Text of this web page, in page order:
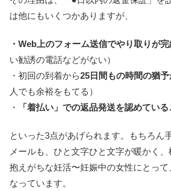
は他にもいくつかありますが、
・Web上のフォーム送信でやり取りが
い勧誘の電話などがない）
・初回の到着から25日間もの時間の猶
人でも余裕をもてる）
・
「着払い」での返品発送を認めている
といった3点があげられます。もちろん
メールも、ひと文字ひと文字が暖かく
抱えがちな妊活〜妊娠中の女性にとって
なっています。